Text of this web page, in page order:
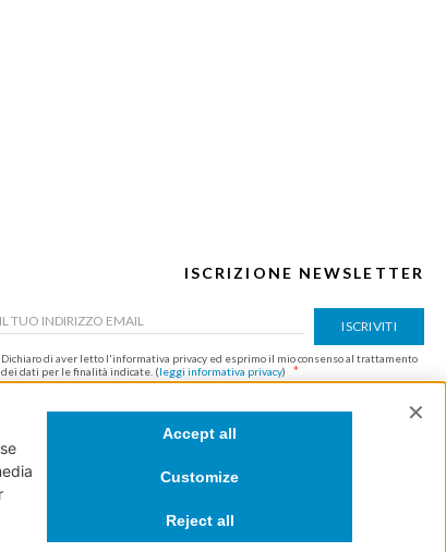
ISCRIZIONE NEWSLETTER
ISCRIVITI
Dichiaro di aver letto l'informativa privacy ed esprimo il mio consenso al trattamento
dei dati per le finalità indicate. (leggi informativa privacy)
Questo sito è protetto da reCAPTCHA e vengono applicate laPrivacy Policye iTermini